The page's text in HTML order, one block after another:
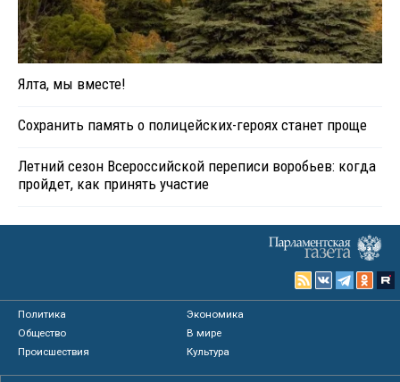
Ялта, мы вместе!
Сохранить память о полицейских-героях станет проще
Летний сезон Всероссийской переписи воробьев: когда
пройдет, как принять участие
Политика
Экономика
Общество
В мире
Происшествия
Культура